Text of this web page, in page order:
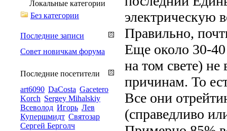
электрическую
Правильно,
Еще около 30-
на том свете)
причинам. То
Все они
(справедливо
Локальные категории
Без категории
Последние записи
Совет новичкам форума
Последние посетители
art6090 DaCosta Gacetero
Korch Sergey Mihalskiy
Всеволод Игорь Лев
Купершмидт Святозар
Сергей Берголч